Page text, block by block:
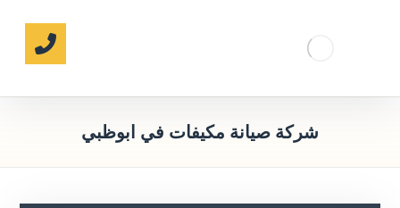
شركة صيانة مكيفات في ابوظبي